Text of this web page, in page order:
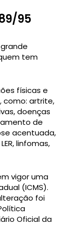
95
tem
físicas e
como: artrite,
doenças
de
acentuada,
linfomas,
vigor uma
(ICMS).
foi
Oficial da